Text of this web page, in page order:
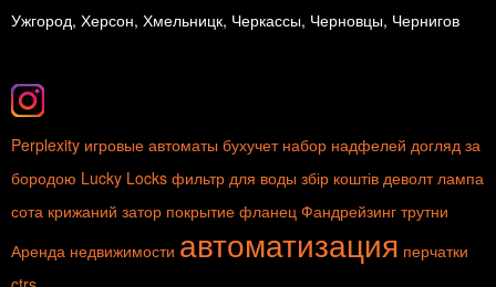
Ужгород, Херсон, Хмельницк, Черкассы, Черновцы, Чернигов
Perplexity игровые автоматы бухучет набор надфелей догляд за
бородою Lucky Locks фильтр для воды збір коштів деволт лампа
сота крижаний затор покрытие фланец Фандрейзинг трутни
Аренда недвижимости автоматизация перчатки